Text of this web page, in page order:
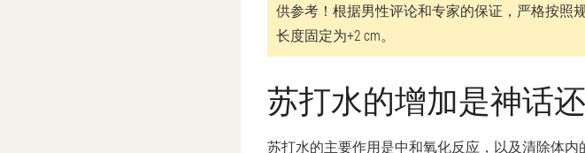
供参考！ 根据男性评论和专家的保证，严格按照
长度固定为+2 cm。
苏打水的增加是神话
苏打水的主要作用是中和氧化反应，以及清除体内